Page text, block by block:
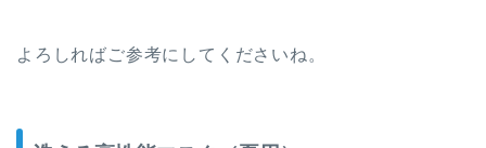
よろしればご参考にしてくださいね。